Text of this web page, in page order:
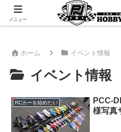
千葉県君津市でラジコンやプラモデルを
ホーム イベント情報
イベント情報
RCカーを始めたい
PCC-
様写真
メニュー